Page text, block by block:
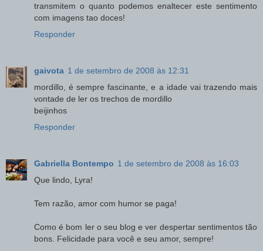
transmitem o quanto podemos enaltecer este sentimento
com imagens tao doces!
Responder
gaivota 1 de setembro de 2008 às 12:31
mordillo, é sempre fascinante, e a idade vai trazendo mais
vontade de ler os trechos de mordillo
beijinhos
Responder
Gabriella Bontempo 1 de setembro de 2008 às 16:03
Que lindo, Lyra!
Tem razão, amor com humor se paga!
Como é bom ler o seu blog e ver despertar sentimentos tão
bons. Felicidade para você e seu amor, sempre!